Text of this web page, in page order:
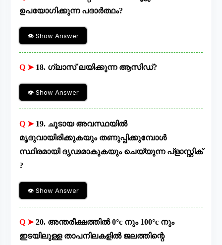
ഉപയോഗിക്കുന്ന പദാർത്ഥം?
👁 Show Answer
Q ➤ 18. ഗ്ലാസ് ലയിക്കുന്ന ആസിഡ്?
👁 Show Answer
Q ➤ 19. ചൂടായ അവസ്ഥയിൽ
മൃദുവായിരിക്കുകയും തണുപ്പിക്കുമ്പോൾ
സ്ഥിരമായി ദൃഢമാകുകയും ചെയ്യുന്ന പ്ളാസ്റ്റിക്
?
👁 Show Answer
Q ➤20. അന്തരീക്ഷത്തിൽ 0°c നും 100°c നും
ഇടയിലുള്ള താപനിലകളിൽ ജലത്തിന്റെ